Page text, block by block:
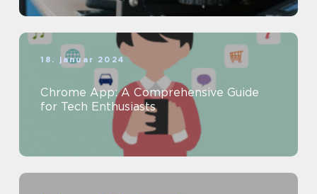
18. januar 2024
Chrome App: A Comprehensive Guide
for Tech Enthusiasts